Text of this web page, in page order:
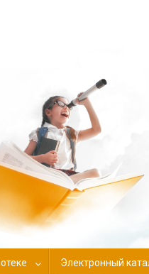
Электронный